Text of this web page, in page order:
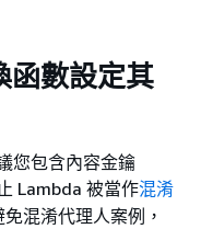
函數設定其
您包含內容金鑰
Lambda 被當作混淆
混淆代理人案例，